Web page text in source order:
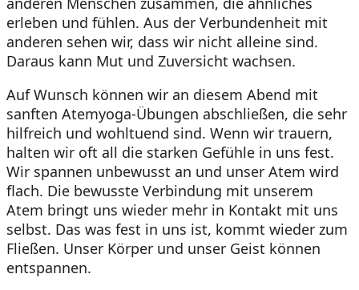
erleben und fühlen. Aus der Verbundenheit mit
anderen sehen wir, dass wir nicht alleine sind.
Daraus kann Mut und Zuversicht wachsen.
Auf Wunsch können wir an diesem Abend mit
sanften Atemyoga-Übungen abschließen, die sehr
hilfreich und wohltuend sind. Wenn wir trauern,
halten wir oft all die starken Gefühle in uns fest.
Wir spannen unbewusst an und unser Atem wird
flach. Die bewusste Verbindung mit unserem
Atem bringt uns wieder mehr in Kontakt mit uns
selbst. Das was fest in uns ist, kommt wieder zum
Fließen. Unser Körper und unser Geist können
entspannen.